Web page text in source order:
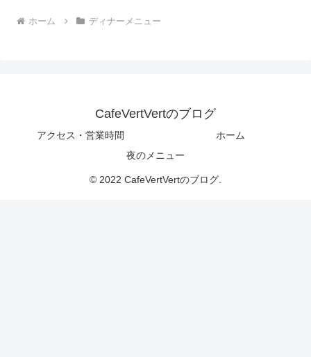
ホーム ディナーメニュー
CafeVertVertのブログ
アクセス・営業時間
ホーム
夜のメニュー
© 2022 CafeVertVertのブログ.